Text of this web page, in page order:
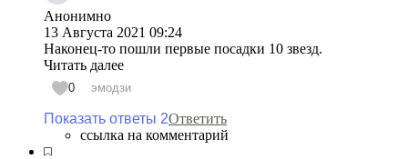
Анонимно
13 Августа 2021 09:24
Наконец-то пошли первые посадки 10 звезд.
Читать далее
0 эмодзи
Показать ответы 2Ответить
ссылка на комментарий